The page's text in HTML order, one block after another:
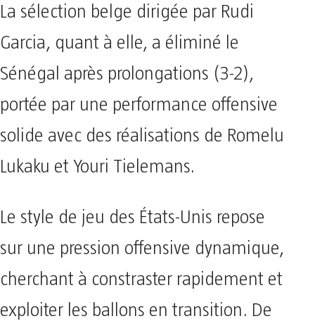
La sélection belge dirigée par Rudi
Garcia, quant à elle, a éliminé le
Sénégal après prolongations (3-2),
portée par une performance offensive
solide avec des réalisations de Romelu
Lukaku et Youri Tielemans.
Le style de jeu des États-Unis repose
sur une pression offensive dynamique,
cherchant à constraster rapidement et
exploiter les ballons en transition. De